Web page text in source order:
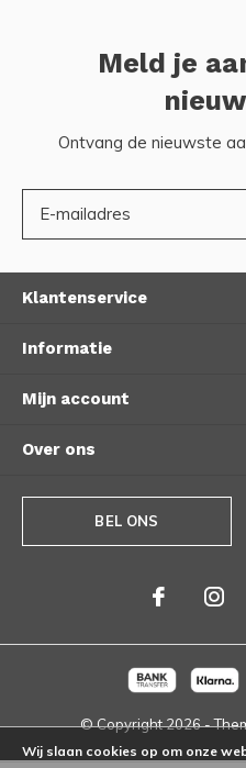
Meld je
Ontvang de nieuwste
Klantenservice
Informatie
Mijn account
Over ons
BEL ONS
© Copyright2026-
Wij slaan cookies op om onze